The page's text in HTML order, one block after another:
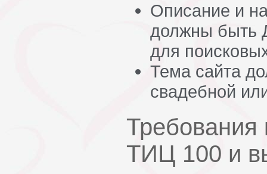
Описание и
должны
для
Тема сайта
свадебной
ТИЦ 100 и